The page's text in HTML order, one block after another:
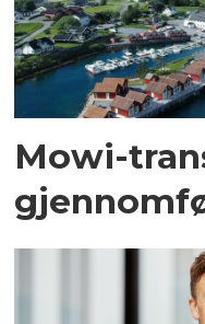
aqua
Mowi-